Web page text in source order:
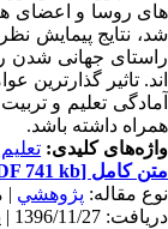
های روسا و اعضای
شد، نتایج پیمایش
راستای جهانی شدن
اند. تاثیر گذارترین
آمادگی تعلیم و
همراه داشته باشد.
واژه‌های کلیدی:
متن کامل [PDF 741 kb]
نوع مقاله: پژوهشي |
دریافت: 1396/11/27 | پذیرش: 1397/6/22